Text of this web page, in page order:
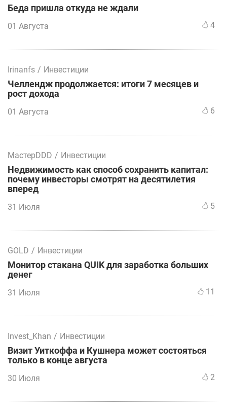
Беда пришла откуда не ждали
01 Августа 4
Irinanfs / Инвестиции
Челлендж продолжается: итоги 7 месяцев и
рост дохода
01 Августа 6
МастерDDD / Инвестиции
Недвижимость как способ сохранить капитал:
почему инвесторы смотрят на десятилетия
вперед
31 Июля 5
GOLD / Инвестиции
Монитор стакана QUIK для заработка больших
денег
31 Июля 11
Invest_Khan / Инвестиции
Визит Уиткоффа и Кушнера может состояться
только в конце августа
30 Июля 2